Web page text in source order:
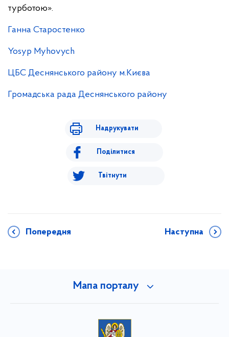
турботою».
Ганна Старостенко
Yosyp Myhovych
ЦБС Деснянського району м.Києва
Громадська рада Деснянського району
Надрукувати
Поділитися
Твітнути
Попередня Наступна
Мапа порталу